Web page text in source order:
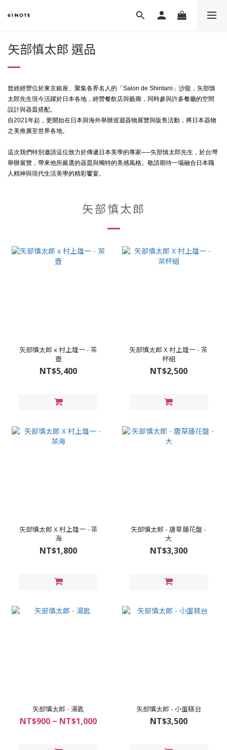
矢部慎太郎 選品
曾經經營位於東京銀座、聚集各界名人的「Salon de Shintaro」沙龍，矢部慎
太郎先生現今活躍於日本各地，經營餐飲店與藝廊，同時參與許多餐廳的空間
設計與器皿搭配。
自2021年起，更開始在日本與海外舉辦巡迴器物展覽與販售活動，將日本器物
之美推廣至世界各地。
這次我們特別邀請這位致力於傳遞日本美學的專家──矢部慎太郎先生，於台灣
舉辦展覽，帶來他所嚴選的器皿與獨特的美感風格。敬請期待一場融合日本職
人精神與現代生活美學的精彩饗宴。
矢部慎太郎
矢部慎太郎 x 村上雄一 - 茶
壺
NT$5,400
矢部慎太郎 X 村上雄一 - 茶
杯組
NT$2,500
矢部慎太郎 X 村上雄一 - 茶
海
NT$1,800
矢部慎太郎 - 唐草蓮花盤 -
大
NT$3,300
矢部慎太郎 - 湯匙
NT$900 ~ NT$1,000
矢部慎太郎 - 小蛋糕台
NT$3,500